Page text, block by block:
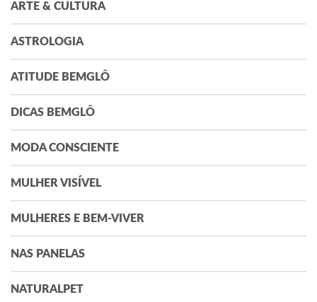
ARTE & CULTURA
ASTROLOGIA
ATITUDE BEMGLÔ
DICAS BEMGLÔ
MODA CONSCIENTE
MULHER VISÍVEL
MULHERES E BEM-VIVER
NAS PANELAS
NATURALPET